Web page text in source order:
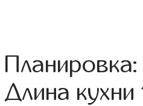
Длина кухни